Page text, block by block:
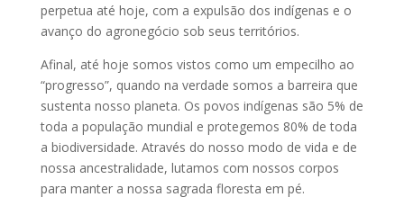
perpetua até hoje, com a expulsão dos indígenas e o
avanço do agronegócio sob seus territórios.
Afinal, até hoje somos vistos como um empecilho ao
“progresso”, quando na verdade somos a barreira que
sustenta nosso planeta. Os povos indígenas são 5% de
toda a população mundial e protegemos 80% de toda
a biodiversidade. Através do nosso modo de vida e de
nossa ancestralidade, lutamos com nossos corpos
para manter a nossa sagrada floresta em pé.